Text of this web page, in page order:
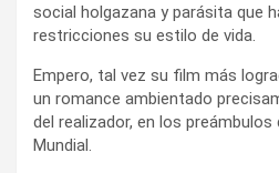
social holgazana y parásita que
restricciones su estilo de vida.
Empero, tal vez su film más
un romance ambientado
del realizador, en los preámbulos
Mundial.